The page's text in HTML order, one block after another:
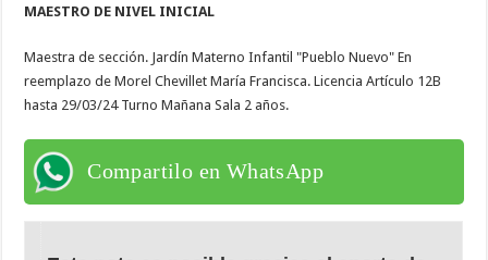
MAESTRO DE NIVEL INICIAL
Maestra de sección. Jardín Materno Infantil "Pueblo Nuevo" En
reemplazo de Morel Chevillet María Francisca. Licencia Artículo 12B
hasta 29/03/24 Turno Mañana Sala 2 años.
Compartilo en WhatsApp